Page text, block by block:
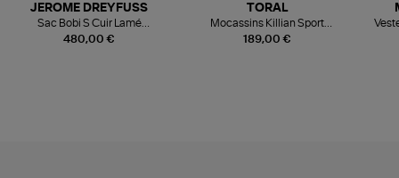
480,00 €
JEROME DREYFUSS
Sac Bobi S Cuir Lamé
Champagne
189,00 €
TORAL
Mocassins Killian Sport
Mousse